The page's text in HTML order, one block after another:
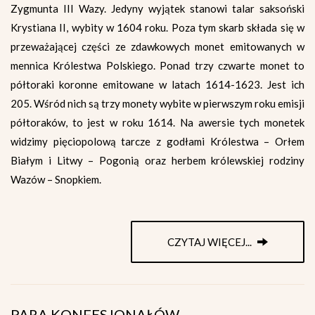
Zygmunta III Wazy. Jedyny wyjątek stanowi talar saksoński
Krystiana II, wybity w 1604 roku. Poza tym skarb składa się w
przeważającej części ze zdawkowych monet emitowanych w
mennica Królestwa Polskiego. Ponad trzy czwarte monet to
półtoraki koronne emitowane w latach 1614-1623. Jest ich
205. Wśród nich są trzy monety wybite w pierwszym roku emisji
półtoraków, to jest w roku 1614. Na awersie tych monetek
widzimy pięciopolową tarcze z godłami Królestwa – Orłem
Białym i Litwy – Pogonią oraz herbem królewskiej rodziny
Wazów – Snopkiem.
CZYTAJ WIĘCEJ...